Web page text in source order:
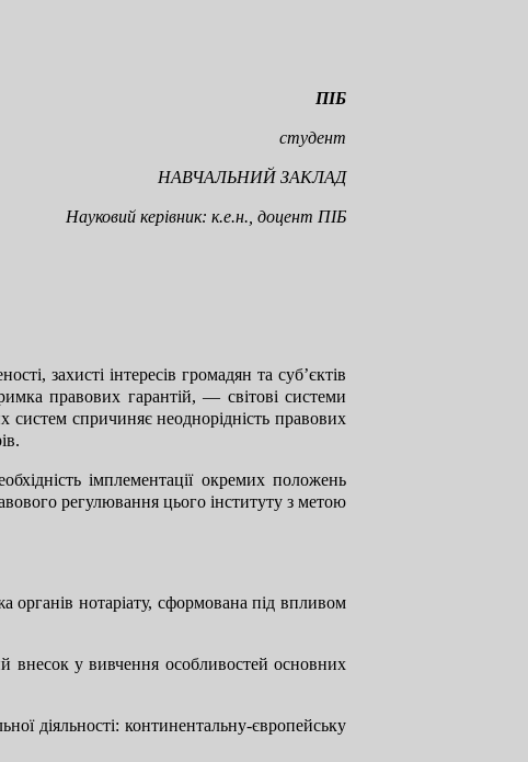
ПІБ
студент
НАВЧАЛЬНИЙ ЗАКЛАД
Науковий керівник: к.е.н., доцент ПІБ
захисті інтересів громадян та суб’єктів
правових гарантій, — світові системи
систем спричиняє неоднорідність правових
імплементації окремих положень
регулювання цього інституту з метою
нотаріату, сформована під впливом
внесок у вивчення особливостей основних
діяльності: континентальну-європейську